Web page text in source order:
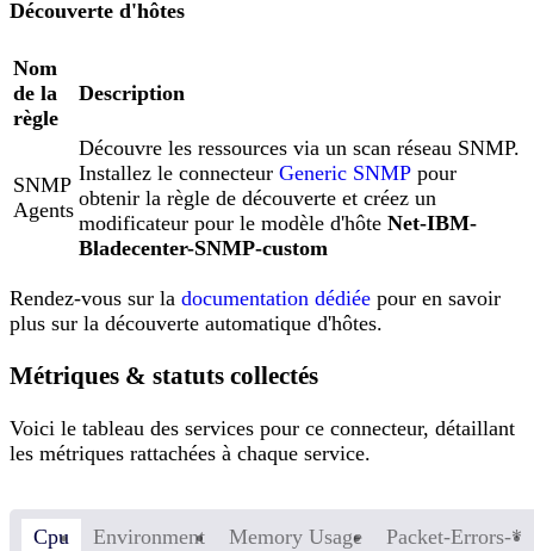
Découverte d'hôtes
Nom
de la
règle
Description
SNMP
Agents
Découvre les ressources via un scan réseau SNMP.
Installez le connecteur Generic SNMP pour
obtenir la règle de découverte et créez un
modificateur pour le modèle d'hôte Net-IBM-
Bladecenter-SNMP-custom
Rendez-vous sur la documentation dédiée pour en savoir
plus sur la découverte automatique d'hôtes.
Métriques & statuts collectés
Voici le tableau des services pour ce connecteur, détaillant
les métriques rattachées à chaque service.
Cpu Environment Memory Usage Packet-Errors-*